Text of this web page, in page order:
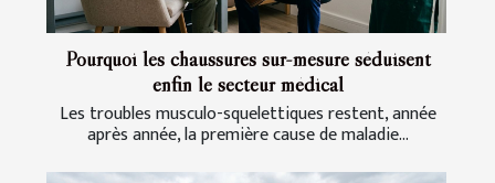
Pourquoi les chaussures sur-mesure séduisent
enfin le secteur médical
Les troubles musculo-squelettiques restent, année
après année, la première cause de maladie...